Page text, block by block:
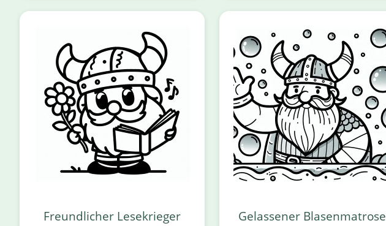
Freundlicher Lesekrieger Gelassener Blasenmatrose